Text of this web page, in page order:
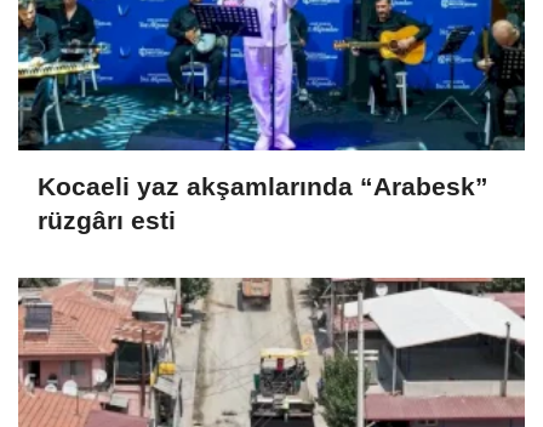
Kocaeli yaz akşamlarında “Arabesk”
rüzgârı esti